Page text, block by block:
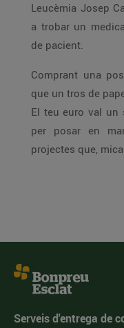
Leucèmia Josep
a trobar un
de pacient.
Comprant una
que un tros de
El teu euro val un
per posar en
projectes que,
Serveis d'entrega de